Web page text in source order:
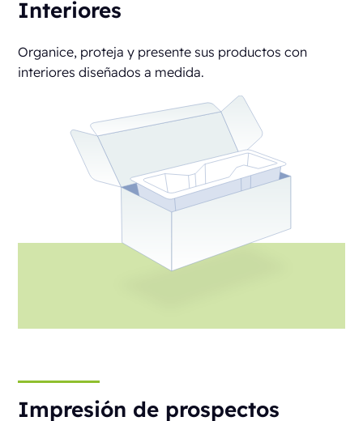
Interiores
Organice, proteja y presente sus productos con
interiores diseñados a medida.
Impresión de prospectos